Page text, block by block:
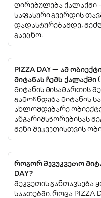
ღირებულება ქალაქში
საფასური გვერდის
დადასტურებამდე,
გაეცნო.
PIZZA DAY — ამ
მიტანას ჩემს ქალაქში
მიტანის მისამართის
გამოჩნდება მიტანის
ახლომდებარე
ანგარიშსწორებისას
შენი შეკვეთისთვის
როგორ შევუკვეთო
DAY?
შეკვეთის განთავსება
საათებში, როცა PIZZA